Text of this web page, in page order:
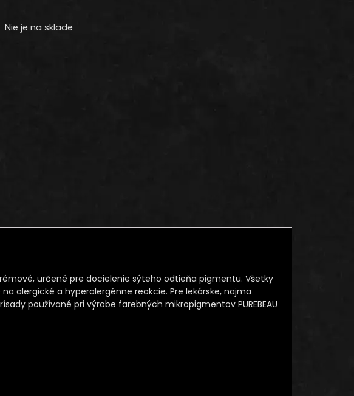
Nie je na sklade
určené pre docielenie sýteho odtieňa pigmentu. Všetky
alergické a hyperalergénne reakcie. Pre lekárske, najmä
používané pri výrobe farebných mikropigmentov PUREBEAU